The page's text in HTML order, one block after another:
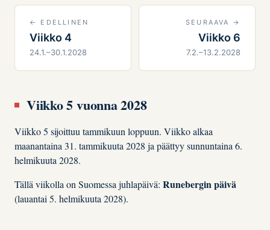
← EDELLINEN
Viikko 4
24.1.–30.1.2028
SEURAAVA →
Viikko 6
7.2.–13.2.2028
Viikko 5 vuonna 2028
Viikko 5 sijoittuu tammikuun loppuun. Viikko alkaa
maanantaina 31. tammikuuta 2028 ja päättyy sunnuntaina 6.
helmikuuta 2028.
Tällä viikolla on Suomessa juhlapäivä: Runebergin päivä
(lauantai 5. helmikuuta 2028).